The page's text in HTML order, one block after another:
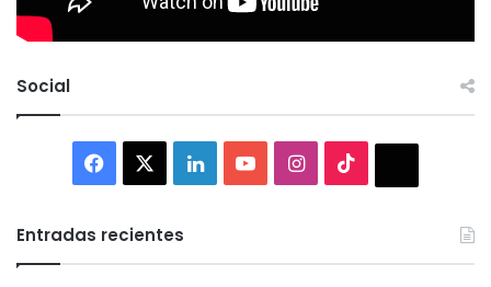
Social
Facebook LinkedInYouTubeInstagram
Entradas recientes